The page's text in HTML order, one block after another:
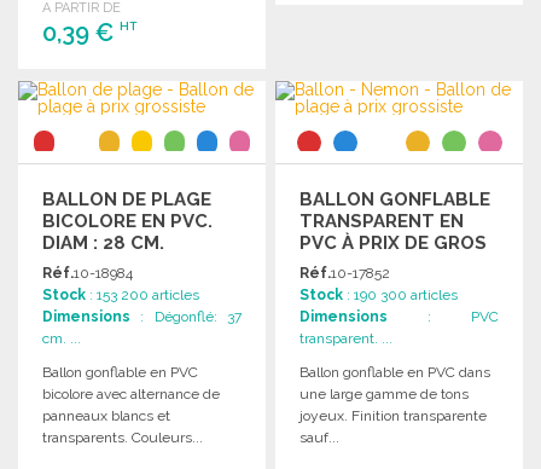
A PARTIR DE
0,39 € HT
COMMANDER
Demander un devis
BALLON DE PLAGE
BICOLORE EN PVC.
DIAM : 28 CM.
Réf.10-18984
Stock : 153 200 articles
Dimensions : Dégonflé: 37
cm. ...
Ballon gonflable en PVC
bicolore avec alternance de
panneaux blancs et
transparents. Couleurs...
BALLON GONFLABLE
TRANSPARENT EN
PVC À PRIX DE GROS
Réf.10-17852
Stock : 190 300 articles
Dimensions : PVC
transparent. ...
Ballon gonflable en PVC dans
une large gamme de tons
joyeux. Finition transparente
sauf...